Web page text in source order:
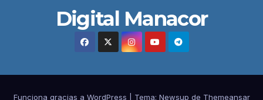
Digital Manacor
Funciona gracias a WordPress Tema: Newsup de Themeansar